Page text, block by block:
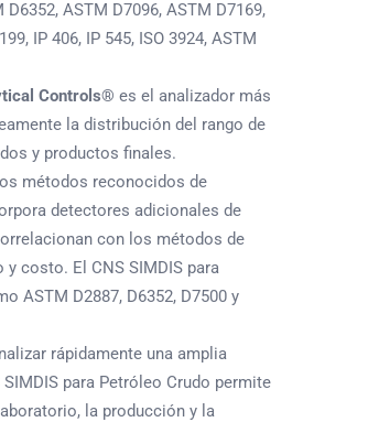
ASTM D7096, ASTM D7169,
IP 406, IP 545, ISO 3924, ASTM
Controls® es el analizador más
la distribución del rango de
y productos finales.
métodos reconocidos de
detectores adicionales de
con los métodos de
costo. El CNS SIMDIS para
ASTM D2887, D6352, D7500 y
rápidamente una amplia
para Petróleo Crudo permite
la producción y la